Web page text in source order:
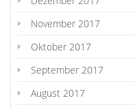
November 2017
Oktober 2017
September 2017
August 2017